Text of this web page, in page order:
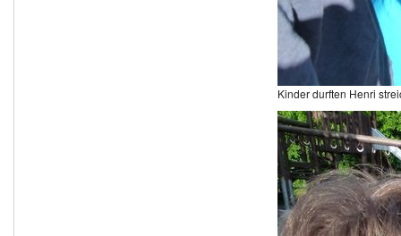
Kinder durften Henri